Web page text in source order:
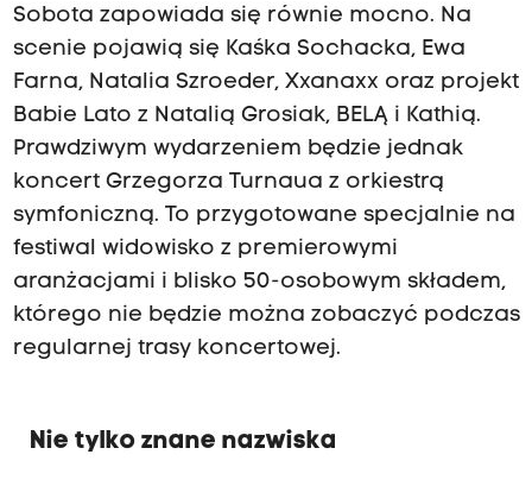
Sobota zapowiada się równie mocno. Na
scenie pojawią się Kaśka Sochacka, Ewa
Farna, Natalia Szroeder, Xxanaxx oraz projekt
Babie Lato z Natalią Grosiak, BELĄ i Kathią.
Prawdziwym wydarzeniem będzie jednak
koncert Grzegorza Turnaua z orkiestrą
symfoniczną. To przygotowane specjalnie na
festiwal widowisko z premierowymi
aranżacjami i blisko 50-osobowym składem,
którego nie będzie można zobaczyć podczas
regularnej trasy koncertowej.
Nie tylko znane nazwiska